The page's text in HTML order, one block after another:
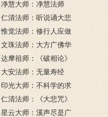
净慧大师：净慧法师
《楞严经》浅译
仁清法师：听说诵大悲
咒对鬼不好，请法师开
示
惟觉法师：修行人应做
到的三大精进
文珠法师：大方广佛华
严经
达摩祖师：《破相论》
原文
大安法师：无量寿经
印光大师：不科学的求
子秘方，但是很灵验
仁清法师：《大悲咒》
的九种世间利益
星云大师：溪声尽是广